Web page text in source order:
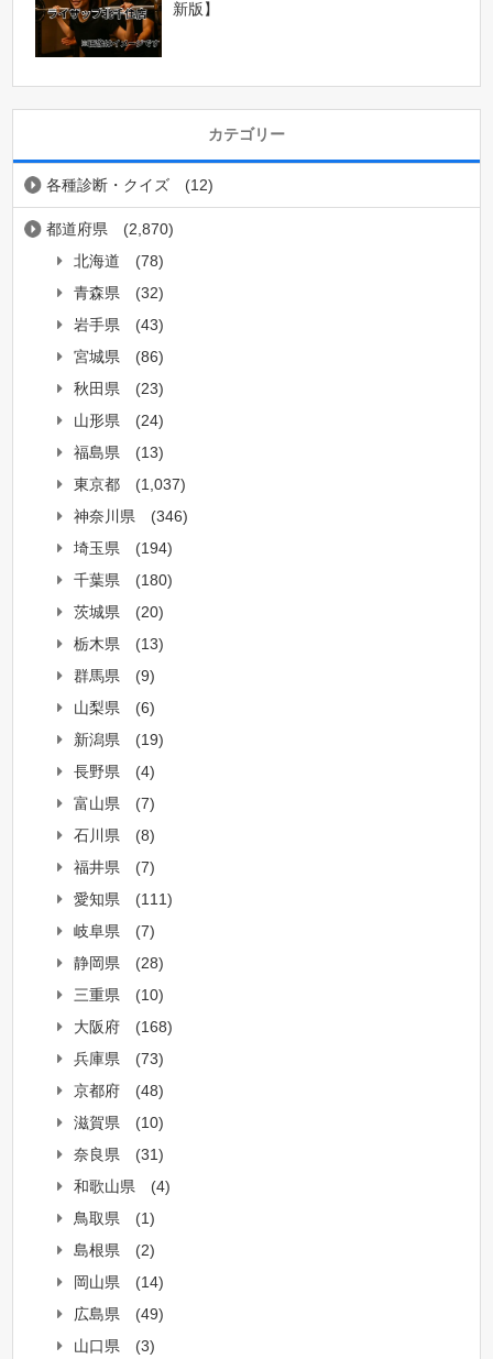
新版】
カテゴリー
各種診断・クイズ (12)
都道府県
(2,870)
北海道
(78)
青森県
(32)
岩手県
(43)
宮城県
(86)
秋田県
(23)
山形県
(24)
福島県
(13)
東京都
(1,037)
神奈川県
(346)
埼玉県
(194)
千葉県
(180)
茨城県
(20)
栃木県
(13)
群馬県
(9)
山梨県
(6)
新潟県
(19)
長野県
(4)
富山県
(7)
石川県
(8)
福井県
(7)
愛知県
(111)
岐阜県
(7)
静岡県
(28)
三重県
(10)
大阪府
(168)
兵庫県
(73)
京都府
(48)
滋賀県
(10)
奈良県
(31)
和歌山県
(4)
鳥取県
(1)
島根県
(2)
岡山県
(14)
広島県
(49)
山口県
(3)